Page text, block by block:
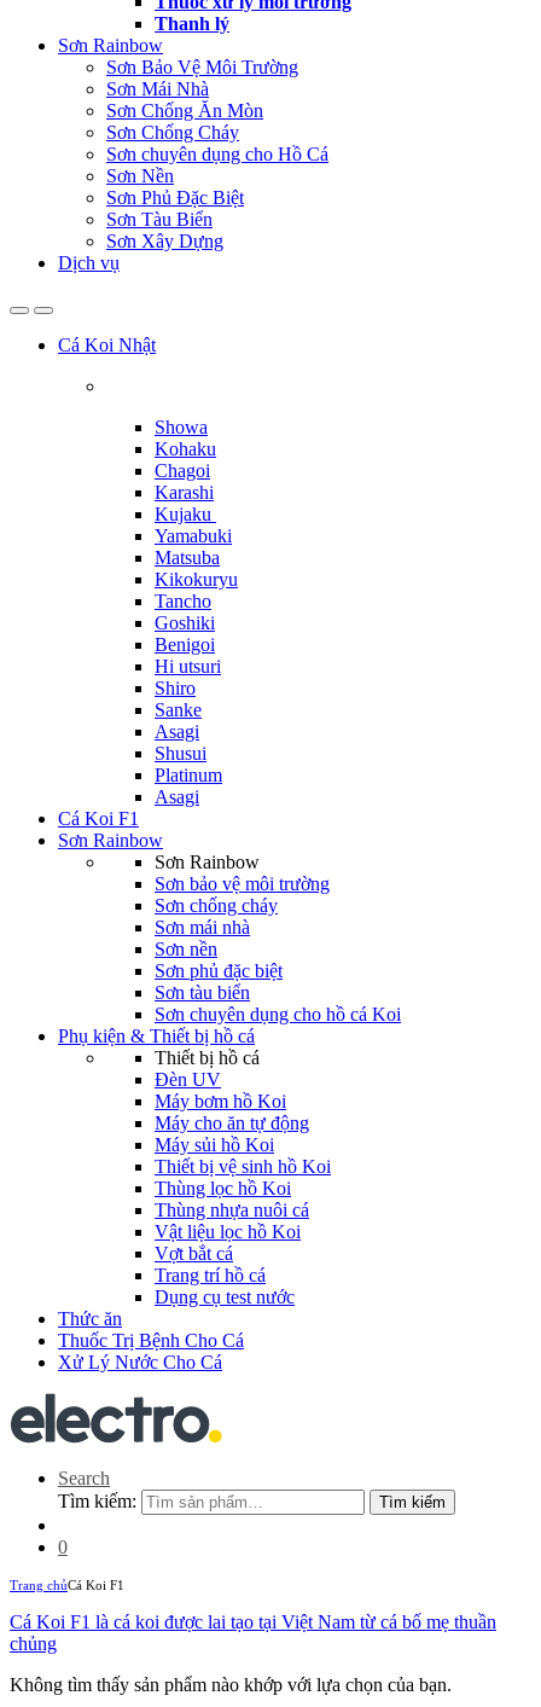
Thanh lý
Sơn Rainbow
Sơn Bảo Vệ Môi Trường
Sơn Mái Nhà
Sơn Chống Ăn Mòn
Sơn Chống Cháy
Sơn chuyên dụng cho Hồ Cá
Sơn Nền
Sơn Phủ Đặc Biệt
Sơn Tàu Biển
Sơn Xây Dựng
Dịch vụ
Cá Koi Nhật
Showa
Kohaku
Chagoi
Karashi
Kujaku
Yamabuki
Matsuba
Kikokuryu
Tancho
Goshiki
Benigoi
Hi utsuri
Shiro
Sanke
Asagi
Shusui
Platinum
Asagi
Cá Koi F1
Sơn Rainbow
Sơn Rainbow
Sơn bảo vệ môi trường
Sơn chống cháy
Sơn mái nhà
Sơn nền
Sơn phủ đặc biệt
Sơn tàu biển
Sơn chuyên dụng cho hồ cá Koi
Phụ kiện & Thiết bị hồ cá
Thiết bị hồ cá
Đèn UV
Máy bơm hồ Koi
Máy cho ăn tự động
Máy sủi hồ Koi
Thiết bị vệ sinh hồ Koi
Thùng lọc hồ Koi
Thùng nhựa nuôi cá
Vật liệu lọc hồ Koi
Vợt bắt cá
Trang trí hồ cá
Dụng cụ test nước
Thức ăn
Thuốc Trị Bệnh Cho Cá
Xử Lý Nước Cho Cá
Search
Tìm kiếm:
Tìm kiếm
0
Trang chủCá Koi F1
Cá Koi F1 là cá koi được lai tạo tại Việt Nam từ cá bố mẹ thuần
chủng
Không tìm thấy sản phẩm nào khớp với lựa chọn của bạn.